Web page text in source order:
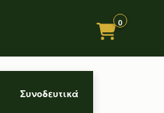
0
Συνοδευτικά